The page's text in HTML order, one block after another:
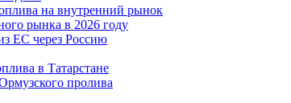
на внутренний рынок
рынка в 2026 году
ЕС через Россию
в Татарстане
пролива